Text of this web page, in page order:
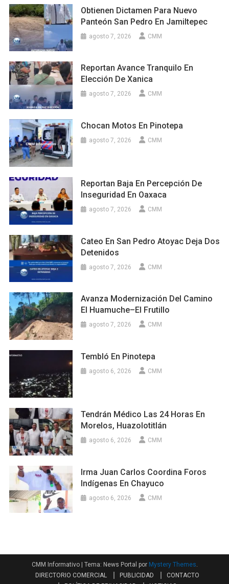
Obtienen Dictamen Para Nuevo
Panteón San Pedro En Jamiltepec
agosto 7, 2026 CMM
Reportan Avance Tranquilo En
Elección De Xanica
agosto 7, 2026 CMM
Chocan Motos En Pinotepa
agosto 7, 2026 CMM
Reportan Baja En Percepción De
Inseguridad En Oaxaca
agosto 7, 2026 CMM
Cateo En San Pedro Atoyac Deja Dos
Detenidos
agosto 7, 2026 CMM
Avanza Modernización Del Camino
El Huamuche–El Frutillo
agosto 7, 2026 CMM
Tembló En Pinotepa
agosto 6, 2026 CMM
Tendrán Médico Las 24 Horas En
Morelos, Huazolotitlán
agosto 6, 2026 CMM
Irma Juan Carlos Coordina Foros
Indígenas En Chayuco
agosto 6, 2026 CMM
CMM Informativo Tema: News Portal por Mystery Themes.
DIRECTORIO COMERCIAL
PUBLICIDAD
CONTACTO